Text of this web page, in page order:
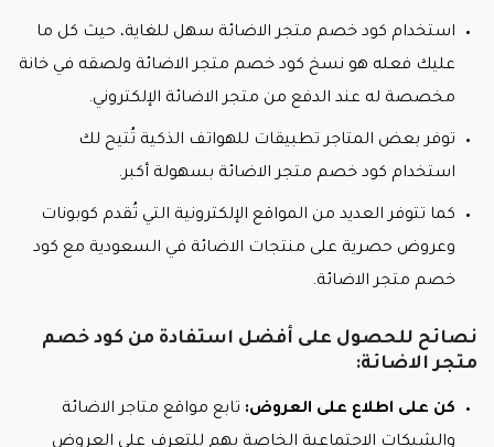
استخدام كود خصم متجر الاضائة سهل للغاية، حيث كل ما
عليك فعله هو نسخ كود خصم متجر الاضائة ولصقه في خانة
مخصصة له عند الدفع من متجر الاضائة الإلكتروني.
توفر بعض المتاجر تطبيقات للهواتف الذكية تُتيح لك
استخدام كود خصم متجر الاضائة بسهولة أكبر.
كما تتوفر العديد من المواقع الإلكترونية التي تُقدم كوبونات
وعروض حصرية على منتجات الاضائة في السعودية مع كود
خصم متجر الاضائة.
نصائح للحصول على أفضل استفادة من كود خصم
متجر الاضائة:
كن على اطلاع على العروض: تابع مواقع متاجر الاضائة
والشبكات الاجتماعية الخاصة بهم للتعرف على العروض